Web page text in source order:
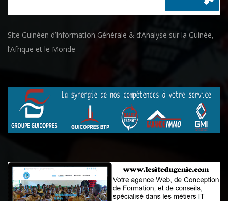
Site Guinéen d’Information Générale & d’Analyse sur la Guinée,
l’Afrique et le Monde